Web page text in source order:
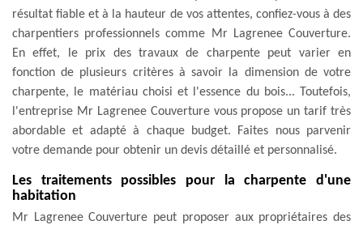
résultat fiable et à la hauteur de vos attentes, confiez-vous à des
charpentiers professionnels comme Mr Lagrenee Couverture.
En effet, le prix des travaux de charpente peut varier en
fonction de plusieurs critères à savoir la dimension de votre
charpente, le matériau choisi et l'essence du bois... Toutefois,
l'entreprise Mr Lagrenee Couverture vous propose un tarif très
abordable et adapté à chaque budget. Faites nous parvenir
votre demande pour obtenir un devis détaillé et personnalisé.
Les traitements possibles pour la charpente d'une
habitation
Mr Lagrenee Couverture peut proposer aux propriétaires des